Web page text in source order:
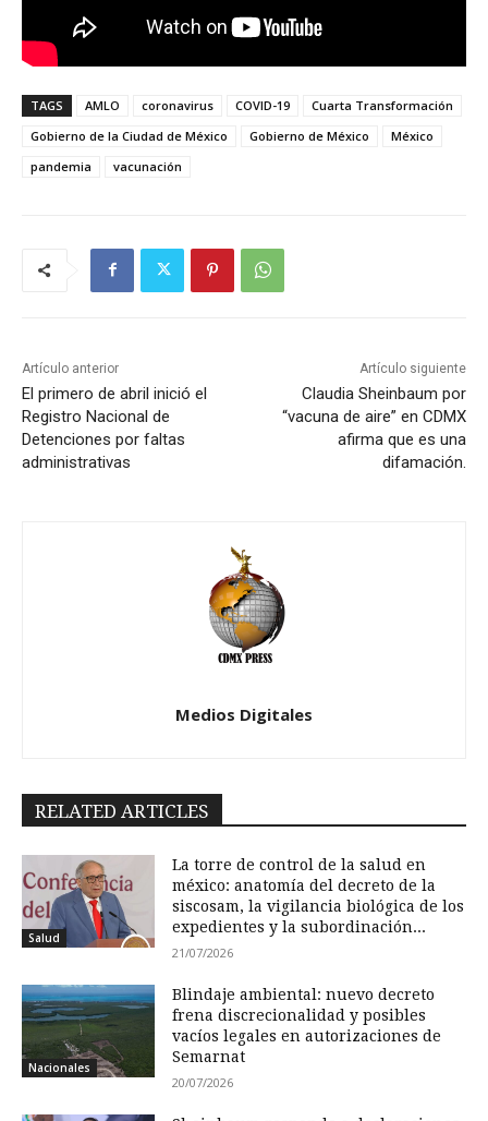
TAGS AMLO coronavirus COVID-19
Cuarta Transformación
Gobierno de la Ciudad de México
Gobierno de México
México
pandemia
vacunación
Artículo anterior
El primero de abril inició el
Registro Nacional de
Detenciones por faltas
administrativas
Artículo siguiente
Claudia Sheinbaum por
“vacuna de aire” en CDMX
afirma que es una
difamación.
Medios Digitales
RELATED ARTICLES
Salud
La torre de control de la salud en
méxico: anatomía del decreto de la
siscosam, la vigilancia biológica de los
expedientes y la subordinación...
21/07/2026
Nacionales
Blindaje ambiental: nuevo decreto
frena discrecionalidad y posibles
vacíos legales en autorizaciones de
Semarnat
20/07/2026